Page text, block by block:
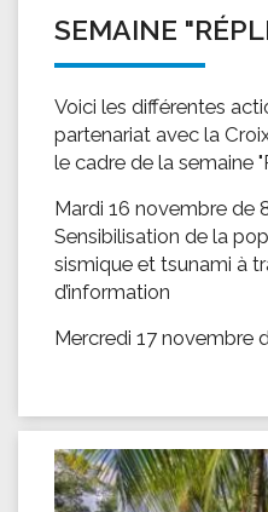
SEMAINE
Voici les différentes
partenariat avec la
le cadre de la semaine
Mardi 16 novembre de
Sensibilisation de la
sismique et tsunami à
d’information
Mercredi 17 novembre